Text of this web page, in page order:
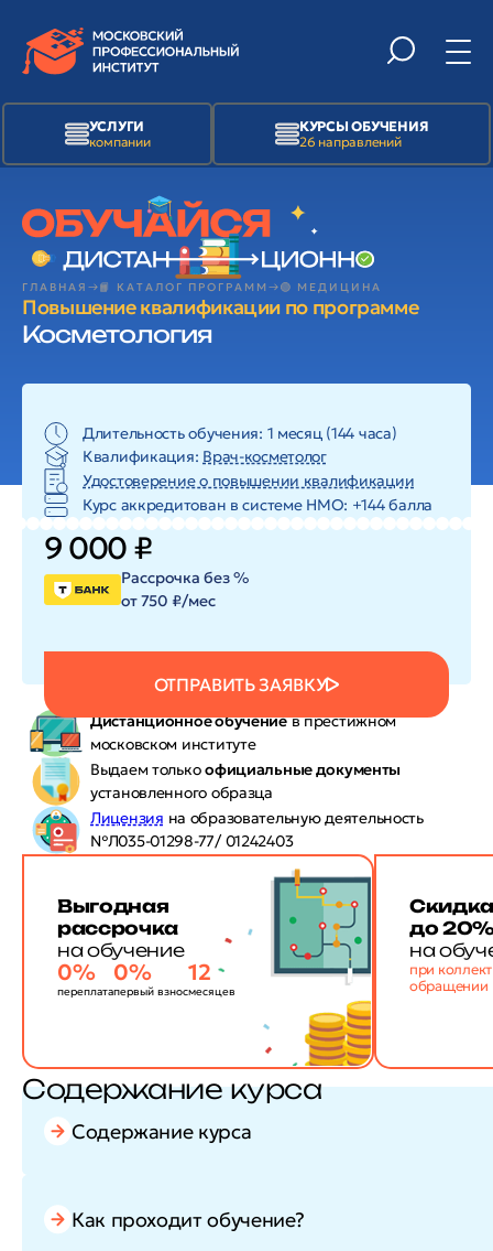
УСЛУГИ
компании
КУРСЫ ОБУЧЕНИЯ
26 направлений
ГЛАВНАЯ 📙 КАТАЛОГ ПРОГРАММ 🟢 МЕДИЦИНА
Повышение квалификации по программе
Косметология
Длительность обучения: 1 месяц (144 часа)
Квалификация: Врач-косметолог
Удостоверение о повышении квалификации
Курс аккредитован в системе HMO: +144 балла
9 000 ₽
ОТПРАВИТЬ ЗАЯВКУ
Рассрочка без %
от 750 ₽/мес
Дистанционное обучениев престижном
московском институте
Выдаем толькоофициальные документы
установленного образца
Лицензия на образовательную деятельность
№Л035-01298-77/ 01242403
Выгодная
рассрочка
на обучение
0%
переплата
0%
первый взнос
12
месяцев
до
на
при
обращении
Содержание курса
Содержание курса
Как проходит обучение?